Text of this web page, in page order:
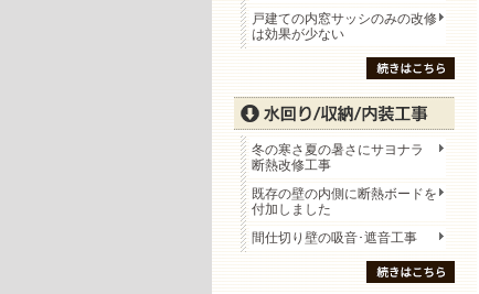
戸建ての内窓サッシのみの改修
は効果が少ない
冬の寒さ夏の暑さにサヨナラ
断熱改修工事
既存の壁の内側に断熱ボードを
付加しました
間仕切り壁の吸音･遮音工事